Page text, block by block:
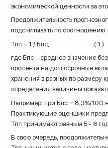
экономической ценности за
Продолжительность
подсчитывать по соотношению:
Тпп = 1 / Бпс, ( 1 )
где Бпс – среднее значение
процента на долгосрочные
хранения в разных по размеру
определения величины
Например, при Бпс = 8,3%/100
Практикующие оценщики
Тпп принимают равным 5 - 6
В свою очередь,